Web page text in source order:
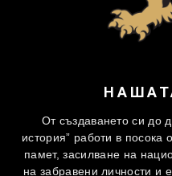
От създаването си до
история” работи в посока
памет, засилване на
на забравени личности и